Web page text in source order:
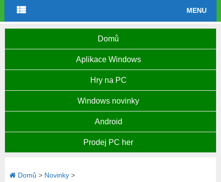
MENU
Domů
Aplikace Windows
Hry na PC
Windows novinky
Android
Prodej PC her
Domů > Novinky>